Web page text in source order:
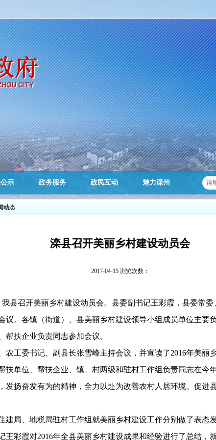
示 政务服务 政民互动 魅力滦州
动态
滦县召开美丽乡村建设动员会
2017-04-15 浏览次数：
我县召开美丽乡村建设动员会。县委副书记王彩霞，县委常
议。各镇（街道）、县美丽乡村建设领导小组成员单位主要
帮扶企业负责同志参加会议。
农工委书记、副县长张雪峰主持会议，并宣读了2016年美丽
扶单位、帮扶企业、镇、村两级和驻村工作组负责同志在今
发扬奋发有为的精神，全力以赴为改善农村人居环境、促进
建局、地税局驻村工作组就美丽乡村建设工作分别做了表态发
王彩霞对2016年全县美丽乡村建设成果和经验进行了总结，